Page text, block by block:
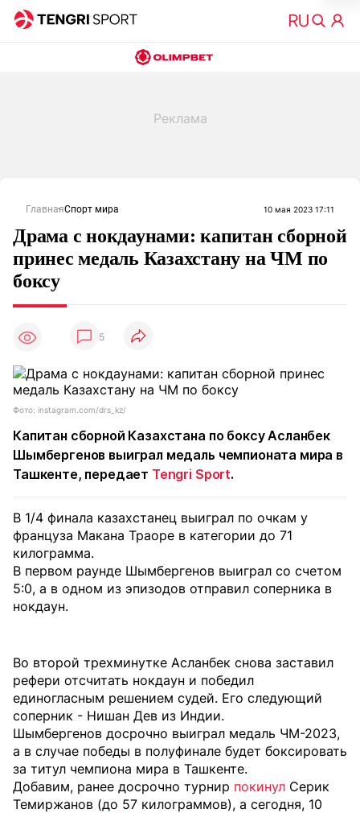
ГлавнаяСпорт мира 10 мая 2023 17:11
Драма с нокдаунами: капитан сборной
принес медаль Казахстану на ЧМ по
боксу
5
Фото: instagram.com/drs_kz/
Капитан сборной Казахстана по боксу Асланбек
Шымбергенов выиграл медаль чемпионата мира в
Ташкенте, передает Tengri Sport.
В 1/4 финала казахстанец выиграл по очкам у
француза Макана Траоре в категории до 71
килограмма.
В первом раунде Шымбергенов выиграл со счетом
5:0, а в одном из эпизодов отправил соперника в
нокдаун.
Во второй трехминутке Асланбек снова заставил
рефери отсчитать нокдаун и победил
единогласным решением судей. Его следующий
соперник - Нишан Дев из Индии.
Шымбергенов досрочно выиграл медаль ЧМ-2023,
а в случае победы в полуфинале будет боксировать
за титул чемпиона мира в Ташкенте.
Добавим, ранее досрочно турнир покинул Серик
Темиржанов (до 57 килограммов), а сегодня, 10